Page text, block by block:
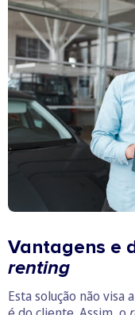
Vantagens e
renting
Esta solução não visa